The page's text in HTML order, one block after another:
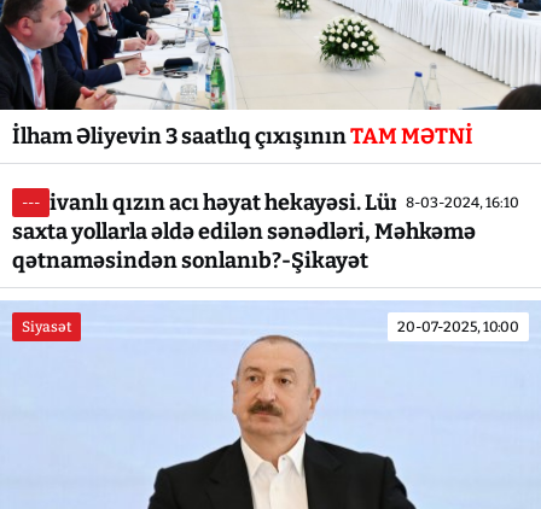
İlham Əliyevin 3 saatlıq çıxışınınTAM MƏTNİ
--- 8-03-2024, 16:10
Ərkivanlı qızın acı həyat hekayəsi. Lürənli şəxsin
saxta yollarla əldə edilən sənədləri, Məhkəmə
qətnaməsindən sonlanıb?-Şikayət
Siyasət 20-07-2025, 10:00